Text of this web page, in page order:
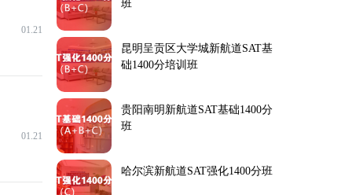
01.21
01.21
班
昆明呈贡区大学城新航道SAT基
础1400分培训班
贵阳南明新航道SAT基础1400分
班
哈尔滨新航道SAT强化1400分班